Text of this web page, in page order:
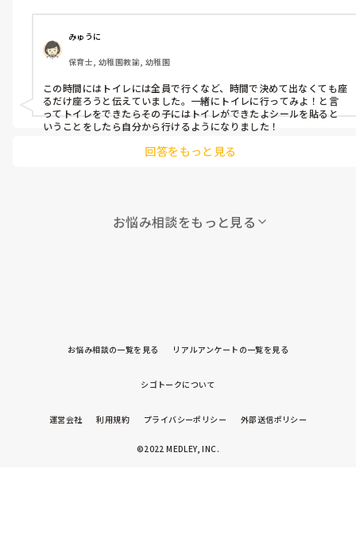
みゅうに
保育士, 幼稚園教諭, 幼稚園
この時間にはトイレには全員で行くなど、時間で決めて出なくても座
るだけ座ろうと伝えていました。一緒にトイレに行ってみよ！と言
ってトイレをできたらその子にはトイレができたよシールを貼ると
いうことをしたら自分から行けるようになりました！
回答をもっと見る
お悩み相談をもっと見る
お悩み相談の一覧を見る リアルアンケートの一覧を見る
シゴトークについて
運営会社 利用規約 プライバシーポリシー 外部送信ポリシー
©2022 MEDLEY, INC.